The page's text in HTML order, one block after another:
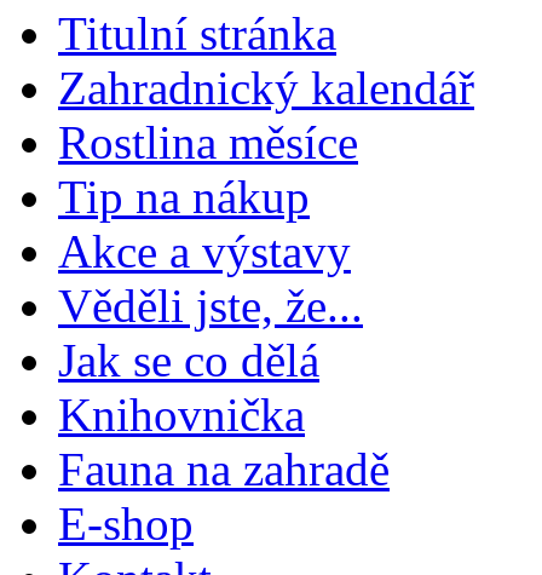
Titulní stránka
Zahradnický kalendář
Rostlina měsíce
Tip na nákup
Akce a výstavy
Věděli jste, že...
Jak se co dělá
Knihovnička
Fauna na zahradě
E-shop